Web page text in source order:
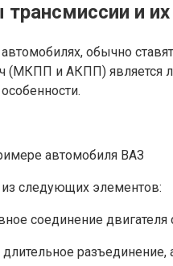
и их
обычно
(МКПП и АКПП) является
автомобиля ВАЗ
из следующих элементов:
соединение